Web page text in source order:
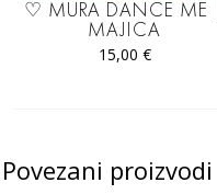
♡ MURA DANCE ME |
MAJICA
15,00 €
Povezani proizvodi